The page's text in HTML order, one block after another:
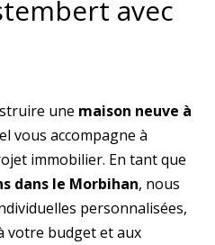
avec
une maison neuve à
vous accompagne à
immobilier. En tant que
dans le Morbihan, nous
personnalisées,
votre budget et aux